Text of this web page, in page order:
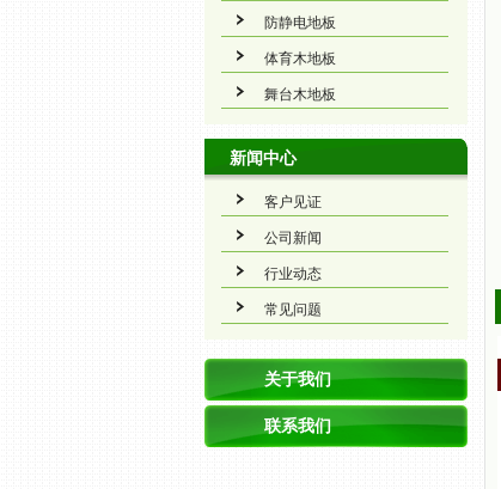
防静电地板
体育木地板
舞台木地板
新闻中心
客户见证
公司新闻
行业动态
常见问题
关于我们
联系我们